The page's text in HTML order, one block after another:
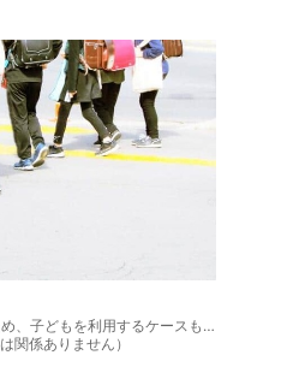
、子どもを利用するケースも…
関係ありません）